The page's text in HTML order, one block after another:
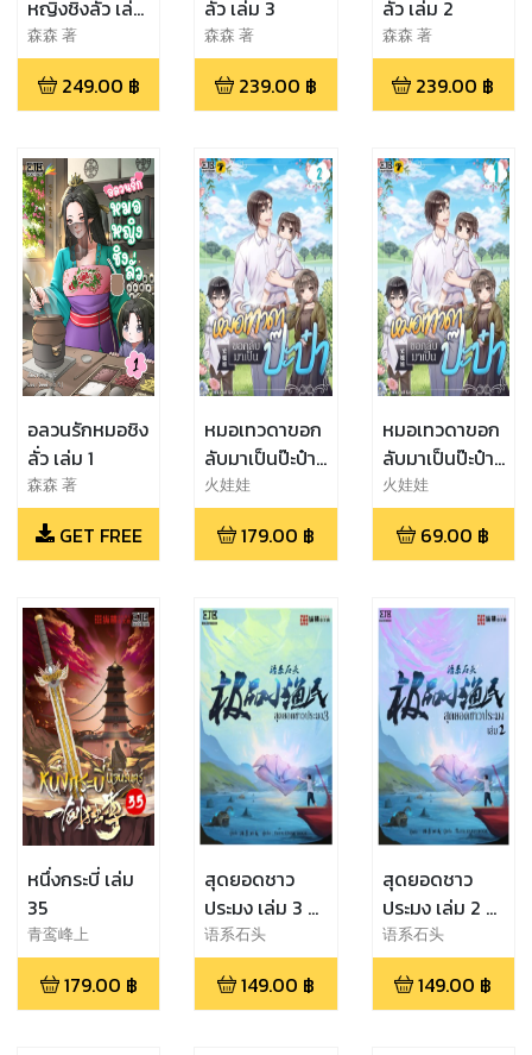
หญิงชิงลั่ว เล่ม
10
森森 著
249.00 ฿
ลั่ว เล่ม 3
森森 著
239.00 ฿
ลั่ว เล่ม 2
森森 著
239.00 ฿
อลวนรักหมอชิง
ลั่ว เล่ม 1
森森 著
GET FREE
หมอเทวดาขอก
ลับมาเป็นป๊ะป๋า
เล่ม2
火娃娃
179.00 ฿
หมอเทวดาขอก
ลับมาเป็นป๊ะป๋า
เล่ม 1
火娃娃
69.00 ฿
หนึ่งกระบี่ เล่ม
35
青鸾峰上
179.00 ฿
สุดยอดชาว
ประมง เล่ม 3 รี
ไรท์
语系石头
149.00 ฿
สุดยอดชาว
ประมง เล่ม 2 รี
ไรท์
语系石头
149.00 ฿